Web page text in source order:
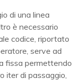
di una linea
è necessario
codice, riportato
serve ad
fissa permettendo
iter di passaggio,